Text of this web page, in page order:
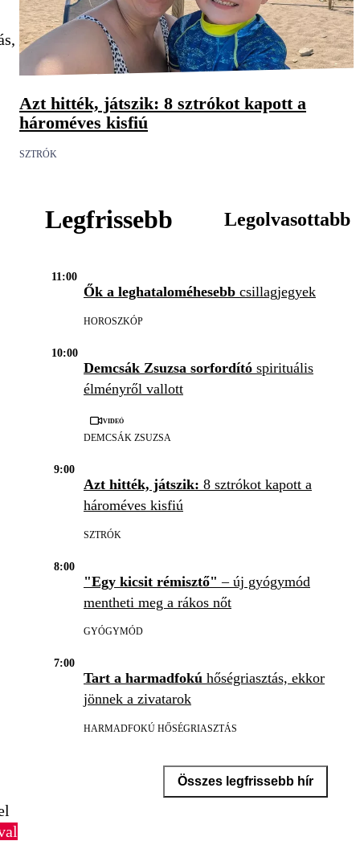
Azt hitték, játszik: 8 sztrókot kapott a
hároméves kisfiú
SZTRÓK
Legfrissebb Legolvasottabb
11:00
Ők a leghataloméhesebb csillagjegyek
HOROSZKÓP
10:00
Demcsák Zsuzsa sorfordító spirituális
élményről vallott
Videó
DEMCSÁK ZSUZSA
9:00
Azt hitték, játszik: 8 sztrókot kapott a
hároméves kisfiú
SZTRÓK
8:00
"Egy kicsit rémisztő" – új gyógymód
mentheti meg a rákos nőt
GYÓGYMÓD
7:00
Tart a harmadfokú hőségriasztás, ekkor
jönnek a zivatarok
HARMADFOKÚ HŐSÉGRIASZTÁS
Összes legfrissebb hír